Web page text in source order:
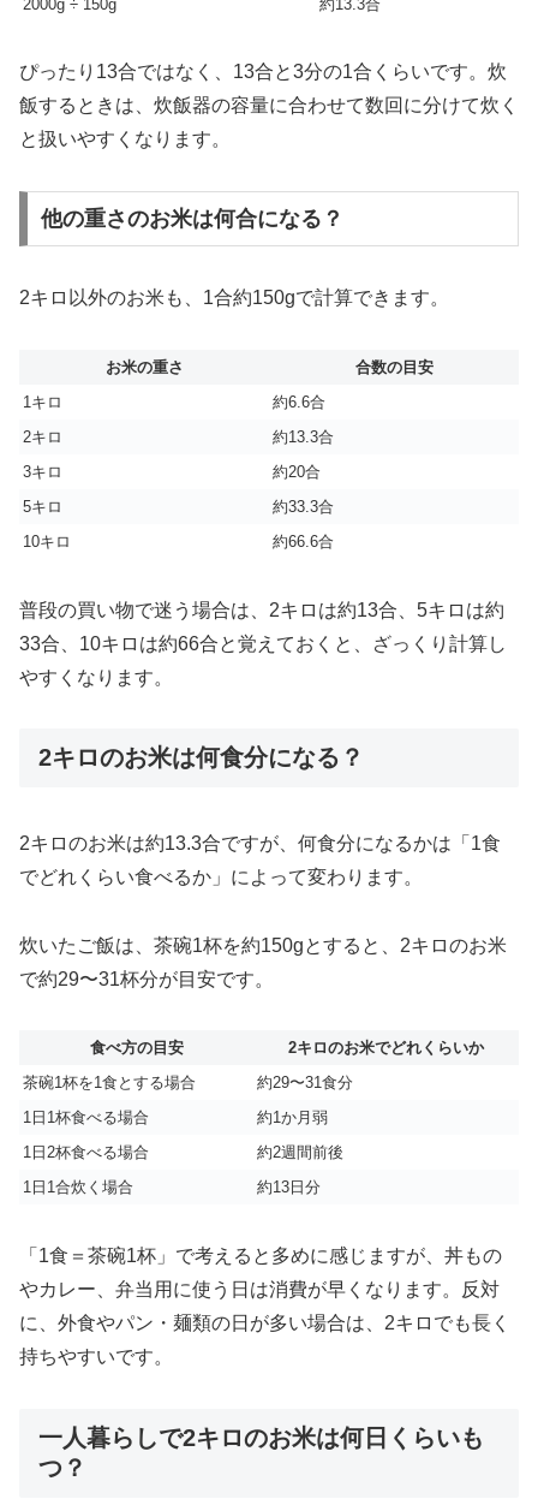
2000g ÷ 150g 約13.3合
ぴったり13合ではなく、13合と3分の1合くらいです。炊
飯するときは、炊飯器の容量に合わせて数回に分けて炊く
と扱いやすくなります。
他の重さのお米は何合になる？
2キロ以外のお米も、1合約150gで計算できます。
お米の重さ
合数の目安
1キロ
約6.6合
2キロ
約13.3合
3キロ
約20合
5キロ
約33.3合
10キロ
約66.6合
普段の買い物で迷う場合は、2キロは約13合、5キロは約
33合、10キロは約66合と覚えておくと、ざっくり計算し
やすくなります。
2キロのお米は何食分になる？
2キロのお米は約13.3合ですが、何食分になるかは「1食
でどれくらい食べるか」によって変わります。
炊いたご飯は、茶碗1杯を約150gとすると、2キロのお米
で約29〜31杯分が目安です。
食べ方の目安
2キロのお米でどれくらいか
茶碗1杯を1食とする場合
約29〜31食分
1日1杯食べる場合
約1か月弱
1日2杯食べる場合
約2週間前後
1日1合炊く場合
約13日分
「1食＝茶碗1杯」で考えると多めに感じますが、丼もの
やカレー、弁当用に使う日は消費が早くなります。反対
に、外食やパン・麺類の日が多い場合は、2キロでも長く
持ちやすいです。
一人暮らしで2キロのお米は何日くらいも
つ？